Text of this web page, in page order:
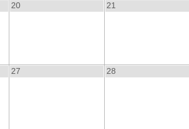
20 21
27 28